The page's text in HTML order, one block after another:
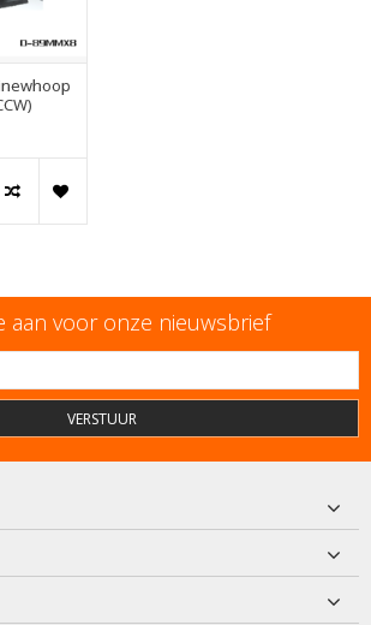
aan voor onze nieuwsbrief
VERSTUUR